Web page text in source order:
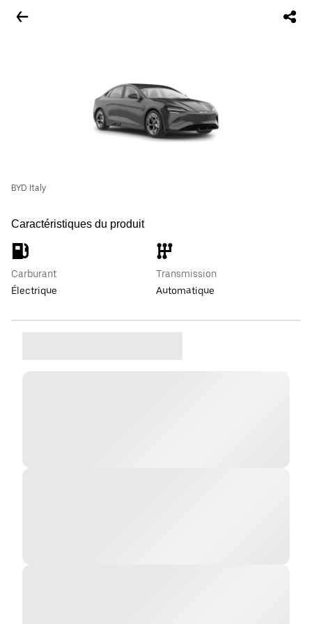
BYD Italy
Caractéristiques du produit
Carburant
Électrique
Transmission
Automatique